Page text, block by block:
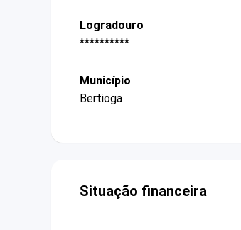
Logradouro
**********
Município
Bertioga
Situação financeira